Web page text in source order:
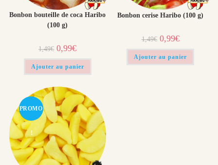
Bonbon bouteille de coca Haribo
(100 g)
1,49€ Le
prix
initial
était :
0,99€Le
prix
actuel
est :
Ajouter au panier
Bonbon cerise Haribo (100 g)
1,49€ Le
prix
initial
était :
0,99€Le
prix
actuel
est :
Ajouter au panier
PROMO
!